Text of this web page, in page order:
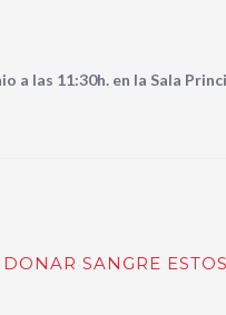
a las 11:30h. en la Sala
SANGRE